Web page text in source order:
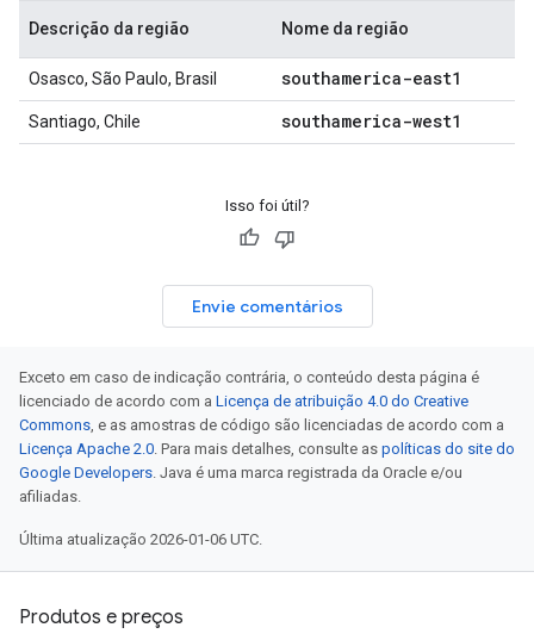
Descrição da região Nome da região
Osasco, São Paulo, Brasil southamerica-east1
Santiago, Chile southamerica-west1
Isso foi útil?
Envie comentários
Exceto em caso de indicação contrária, o conteúdo desta página é
licenciado de acordo com a Licença de atribuição 4.0 do Creative
Commons, e as amostras de código são licenciadas de acordo com a
Licença Apache 2.0. Para mais detalhes, consulte as políticas do site do
Google Developers. Java é uma marca registrada da Oracle e/ou
afiliadas.
Última atualização 2026-01-06 UTC.
Produtos e preços